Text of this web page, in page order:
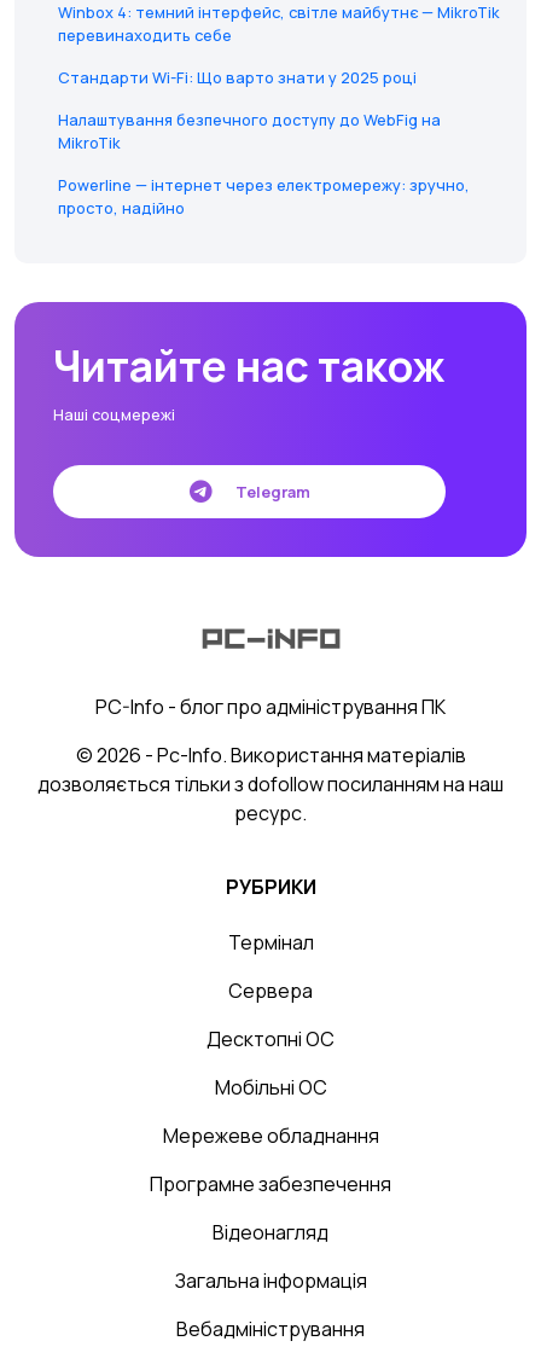
Winbox 4: темний інтерфейс, світле майбутнє — MikroTik
перевинаходить себе
Стандарти Wi-Fi: Що варто знати у 2025 році
Налаштування безпечного доступу до WebFig на
MikroTik
Powerline — інтернет через електромережу: зручно,
просто, надійно
Читайте нас також
Наші соцмережі
Telegram
PC-Info - блог про адміністрування ПК
© 2026 - Pc-Info. Використання матеріалів
дозволяється тільки з dofollow посиланням на наш
ресурс.
РУБРИКИ
Термінал
Сервера
Десктопні ОС
Мобільні ОС
Мережеве обладнання
Програмне забезпечення
Відеонагляд
Загальна інформація
Вебадміністрування